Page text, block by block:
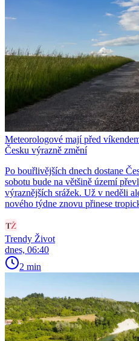
Meteorologové mají před
Česku výrazně změní
Po bouřlivějších dnech dostane
sobotu bude na většině území
výraznějších srážek. Už v neděli
nového týdne znovu přinese
Trendy Život
dnes, 06:40
2 min